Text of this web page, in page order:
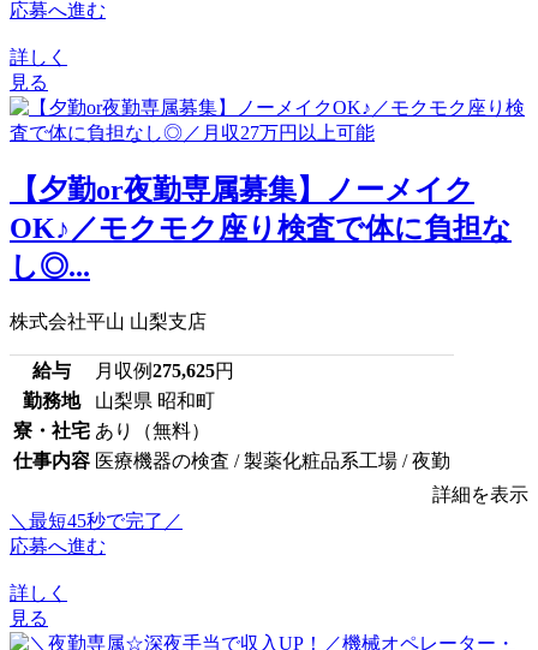
応募へ進む
詳しく
見る
【夕勤or夜勤専属募集】ノーメイク
OK♪／モクモク座り検査で体に負担な
し◎...
株式会社平山 山梨支店
給与 月収例275,625円
勤務地
山梨県 昭和町
寮・社宅 あり（無料）
仕事内容 医療機器の検査 / 製薬化粧品系工場 / 夜勤
詳細を表示
＼最短45秒で完了／
応募へ進む
詳しく
見る